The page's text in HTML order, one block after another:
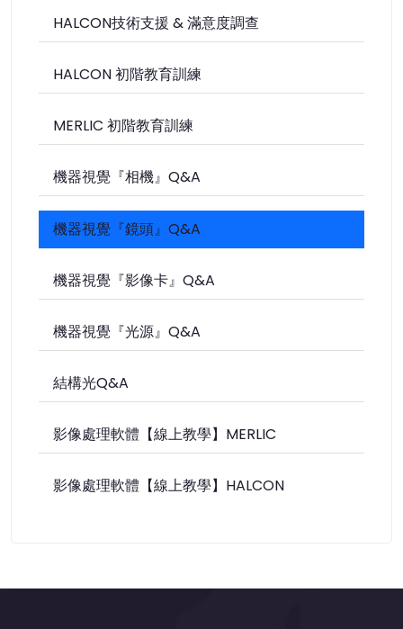
HALCON技術支援 & 滿意度調查
HALCON 初階教育訓練
MERLIC 初階教育訓練
機器視覺『相機』Q&A
機器視覺『鏡頭』Q&A
機器視覺『影像卡』Q&A
機器視覺『光源』Q&A
結構光Q&A
影像處理軟體【線上教學】MERLIC
影像處理軟體【線上教學】HALCON